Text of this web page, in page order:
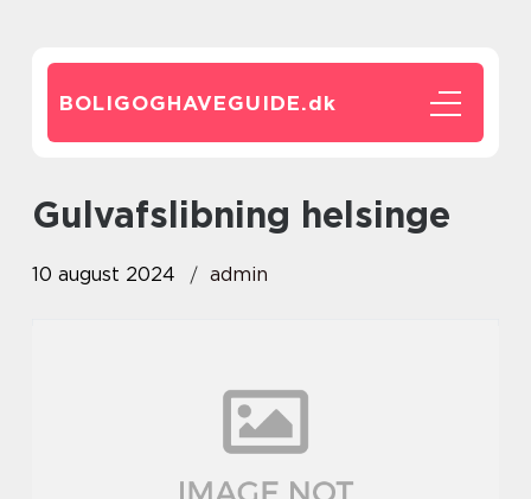
BOLIGOGHAVEGUIDE.dk
gulvafslibning helsinge
10 august 2024 admin